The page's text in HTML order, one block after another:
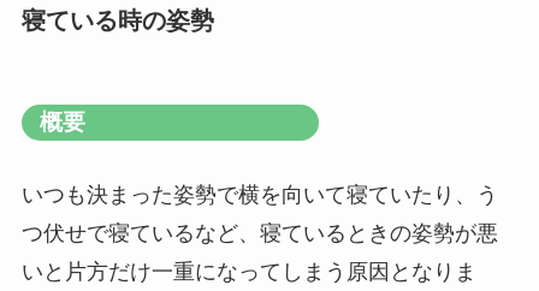
寝ている時の姿勢
概要
いつも決まった姿勢で横を向いて寝ていたり、う
つ伏せで寝ているなど、寝ているときの姿勢が悪
いと片方だけ一重になってしまう原因となりま